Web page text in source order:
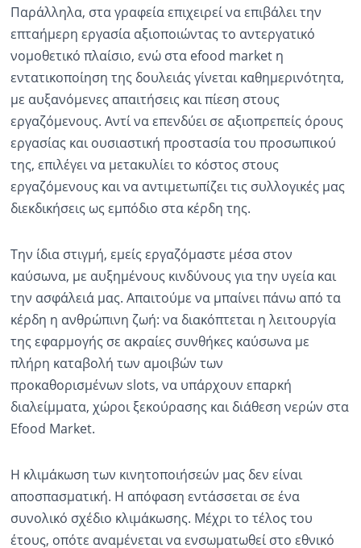
Παράλληλα, στα γραφεία επιχειρεί να επιβάλει την
επταήμερη εργασία αξιοποιώντας το αντεργατικό
νομοθετικό πλαίσιο, ενώ στα efood market η
εντατικοποίηση της δουλειάς γίνεται καθημερινότητα,
με αυξανόμενες απαιτήσεις και πίεση στους
εργαζόμενους. Αντί να επενδύει σε αξιοπρεπείς όρους
εργασίας και ουσιαστική προστασία του προσωπικού
της, επιλέγει να μετακυλίει το κόστος στους
εργαζόμενους και να αντιμετωπίζει τις συλλογικές μας
διεκδικήσεις ως εμπόδιο στα κέρδη της.
Την ίδια στιγμή, εμείς εργαζόμαστε μέσα στον
καύσωνα, με αυξημένους κινδύνους για την υγεία και
την ασφάλειά μας. Απαιτούμε να μπαίνει πάνω από τα
κέρδη η ανθρώπινη ζωή: να διακόπτεται η λειτουργία
της εφαρμογής σε ακραίες συνθήκες καύσωνα με
πλήρη καταβολή των αμοιβών των
προκαθορισμένων slots, να υπάρχουν επαρκή
διαλείμματα, χώροι ξεκούρασης και διάθεση νερών στα
Efood Market.
Η κλιμάκωση των κινητοποιήσεών μας δεν είναι
αποσπασματική. Η απόφαση εντάσσεται σε ένα
συνολικό σχέδιο κλιμάκωσης. Μέχρι το τέλος του
έτους, οπότε αναμένεται να ενσωματωθεί στο εθνικό